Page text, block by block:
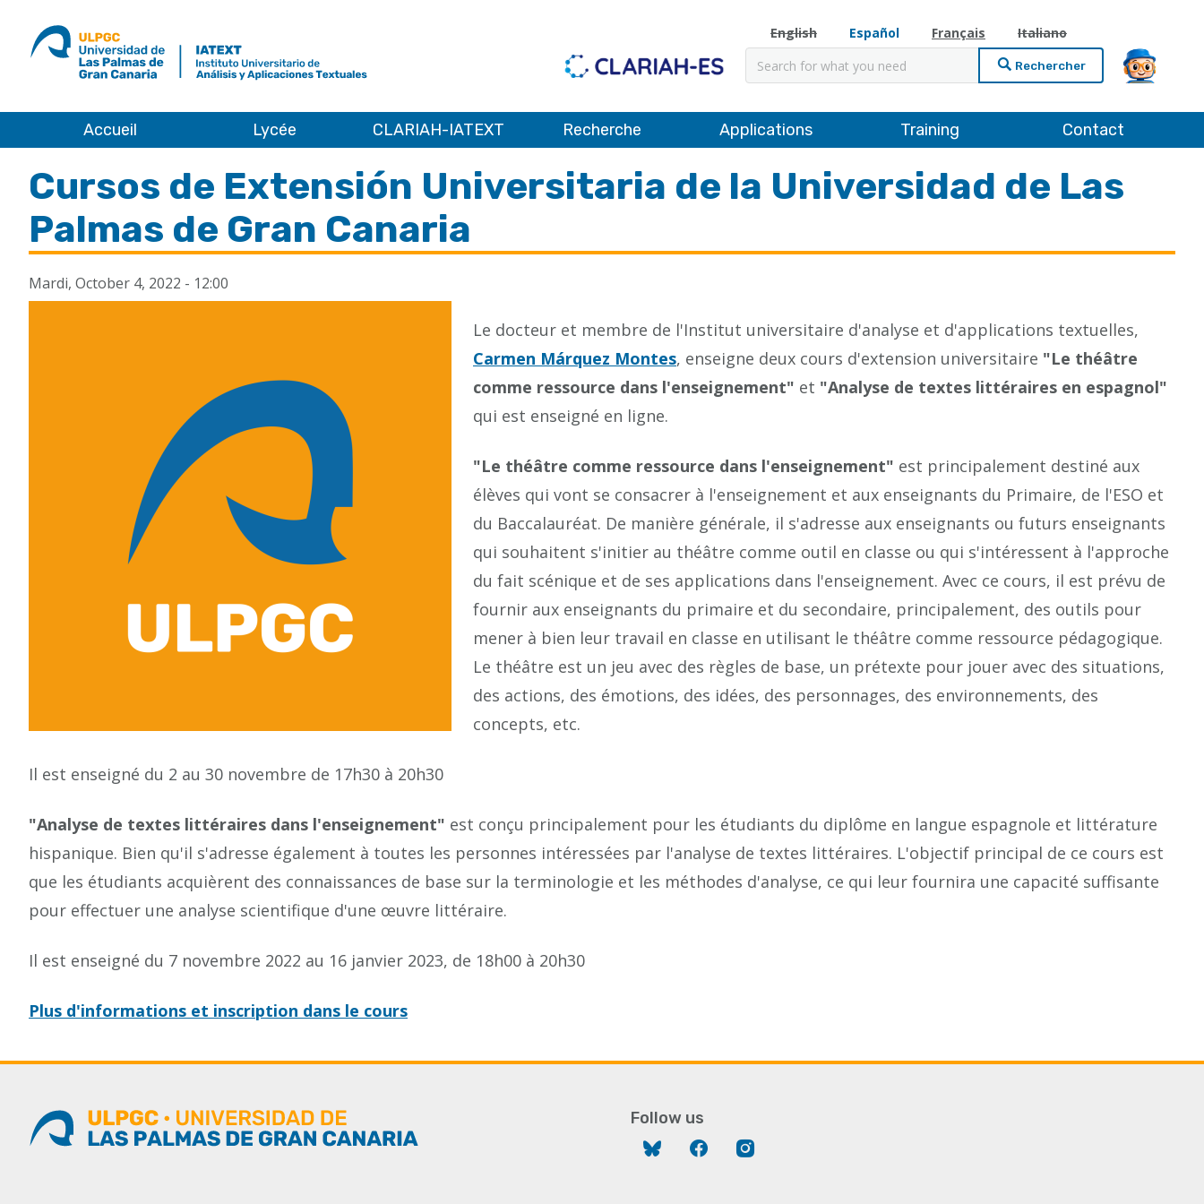
ULPGC
al
inicio
IATEXT
English Español Français
Italiano
Rechercher
Accueil Lycée CLARIAH-IATEXT Recherche Applications Training Contact
Cursos de Extensión Universitaria de la Universidad de Las
Palmas de Gran Canaria
Mardi, October 4, 2022 - 12:00
Le docteur et membre de l'Institut universitaire d'analyse et d'applications textuelles,
Carmen Márquez Montes, enseigne deux cours d'extension universitaire "Le théâtre
comme ressource dans l'enseignement" et "Analyse de textes littéraires en espagnol"
qui est enseigné en ligne.
"Le théâtre comme ressource dans l'enseignement" est principalement destiné aux
élèves qui vont se consacrer à l'enseignement et aux enseignants du Primaire, de l'ESO et
du Baccalauréat. De manière générale, il s'adresse aux enseignants ou futurs enseignants
qui souhaitent s'initier au théâtre comme outil en classe ou qui s'intéressent à l'approche
du fait scénique et de ses applications dans l'enseignement. Avec ce cours, il est prévu de
fournir aux enseignants du primaire et du secondaire, principalement, des outils pour
mener à bien leur travail en classe en utilisant le théâtre comme ressource pédagogique.
Le théâtre est un jeu avec des règles de base, un prétexte pour jouer avec des situations,
des actions, des émotions, des idées, des personnages, des environnements, des
concepts, etc.
Il est enseigné du 2 au 30 novembre de 17h30 à 20h30
"Analyse de textes littéraires dans l'enseignement" est conçu principalement pour les étudiants du diplôme en langue espagnole et littérature
hispanique. Bien qu'il s'adresse également à toutes les personnes intéressées par l'analyse de textes littéraires. L'objectif principal de ce cours est
que les étudiants acquièrent des connaissances de base sur la terminologie et les méthodes d'analyse, ce qui leur fournira une capacité suffisante
pour effectuer une analyse scientifique d'une œuvre littéraire.
Il est enseigné du 7 novembre 2022 au 16 janvier 2023, de 18h00 à 20h30
Plus d'informations et inscription dans le cours
Follow us
Bluesky Facebook